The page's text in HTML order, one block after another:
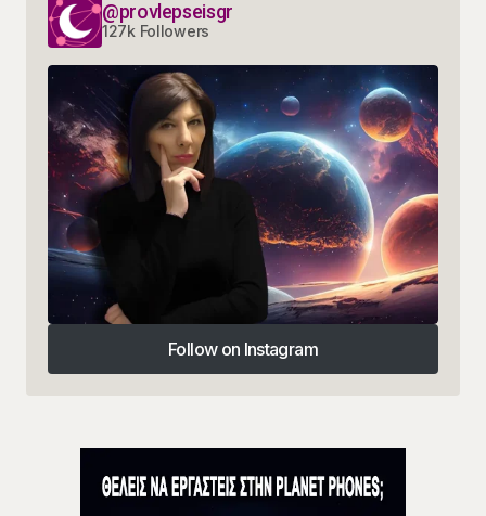
@provlepseisgr
127k Followers
Follow on Instagram
Follow on Instagram